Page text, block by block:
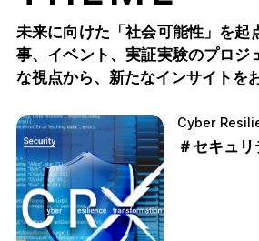
未来に向けた「社会可能性」を起
事、イベント、実証実験のプロジ
な視点から、新たなインサイトを
Cyber
＃セキュリ